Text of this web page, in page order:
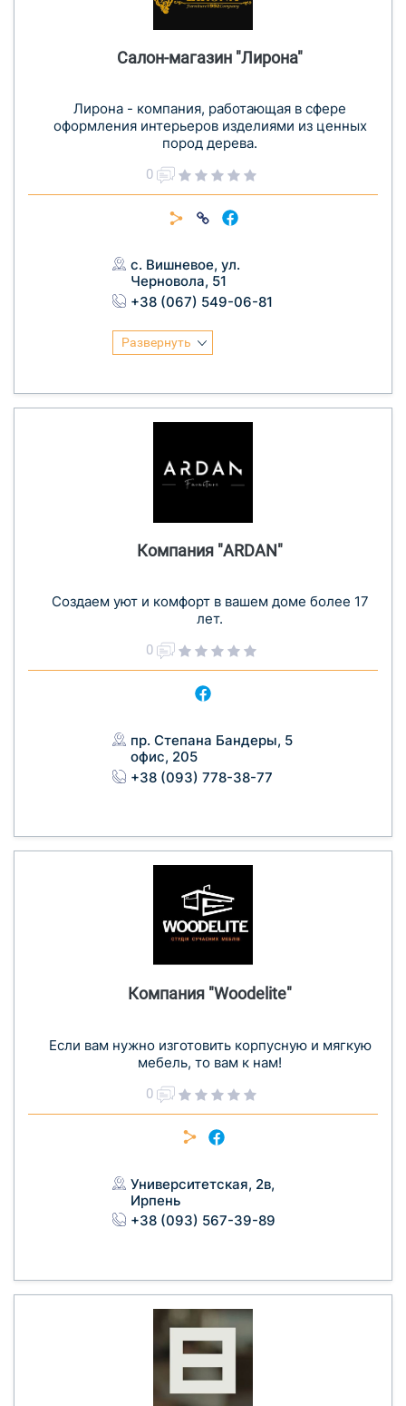
Салон-магазин "Лирона"
Лирона - компания, работающая в сфере
оформления интерьеров изделиями из ценных
пород дерева.
0
с. Вишневое, ул.
Черновола, 51
+38 (067) 549-06-81
Развернуть
Компания "ARDAN"
Создаем уют и комфорт в вашем доме более 17
лет.
0
пр. Степана Бандеры, 5
офис, 205
+38 (093) 778-38-77
Компания "Woodelite"
Если вам нужно изготовить корпусную и мягкую
мебель, то вам к нам!
0
Университетская, 2в,
Ирпень
+38 (093) 567-39-89